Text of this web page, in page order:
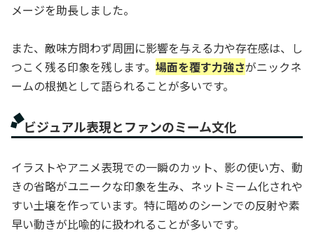
メージを助長しました。
また、敵味方問わず周囲に影響を与える力や存在感は、し
つこく残る印象を残します。 場面を覆す力強さがニックネ
ームの根拠として語られることが多いです。
ビジュアル表現とファンのミーム文化
イラストやアニメ表現での一瞬のカット、影の使い方、動
きの省略がユニークな印象を生み、ネットミーム化されや
すい土壌を作っています。特に暗めのシーンでの反射や素
早い動きが比喩的に扱われることが多いです。